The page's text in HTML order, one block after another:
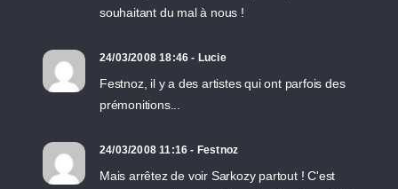
souhaitant du mal à nous !
24/03/2008 18:46 - Lucie
Festnoz, il y a des artistes qui ont parfois des
prémonitions...
24/03/2008 11:16 - Festnoz
Mais arrêtez de voir Sarkozy partout ! C'est